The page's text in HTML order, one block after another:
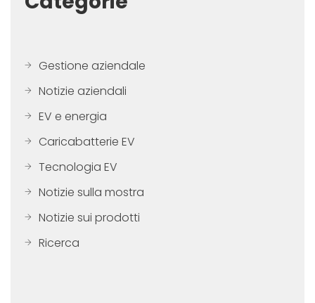
Gestione aziendale
Notizie aziendali
EV e energia
Caricabatterie EV
Tecnologia EV
Notizie sulla mostra
Notizie sui prodotti
Ricerca